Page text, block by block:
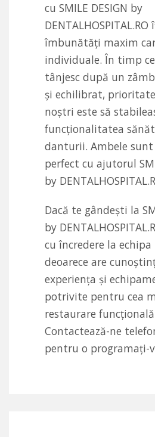
cu SMILE DESIGN by
DENTALHOSPITAL.RO
îmbunătăți maxim
individuale. În timp
tânjesc după un
și echilibrat,
noștri este să
funcționalitatea
danturii. Ambele
perfect cu ajutorul
by
Dacă te gândești la
by
cu încredere la
deoarece are
experiența și
potrivite pentru cea
restaurare
Contactează-ne
pentru o programați-